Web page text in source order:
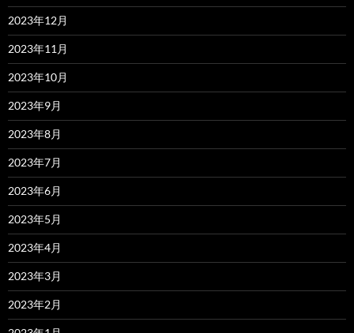
2023年12月
2023年11月
2023年10月
2023年9月
2023年8月
2023年7月
2023年6月
2023年5月
2023年4月
2023年3月
2023年2月